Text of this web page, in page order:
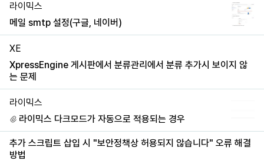
라이믹스
메일 smtp 설정(구글, 네이버)
XE
XpressEngine 게시판에서 분류관리에서 분류 추가시 보이지 않
는 문제
라이믹스
라이믹스 다크모드가 자동으로 적용되는 경우
추가 스크립트 삽입 시 "보안정책상 허용되지 않습니다" 오류 해결
방법